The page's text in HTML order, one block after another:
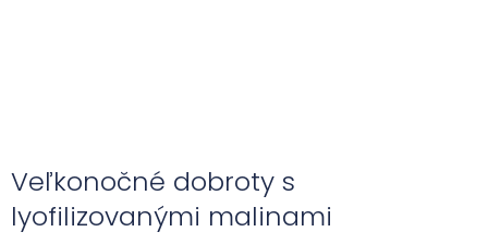
Veľkonočné dobroty s
lyofilizovanými malinami